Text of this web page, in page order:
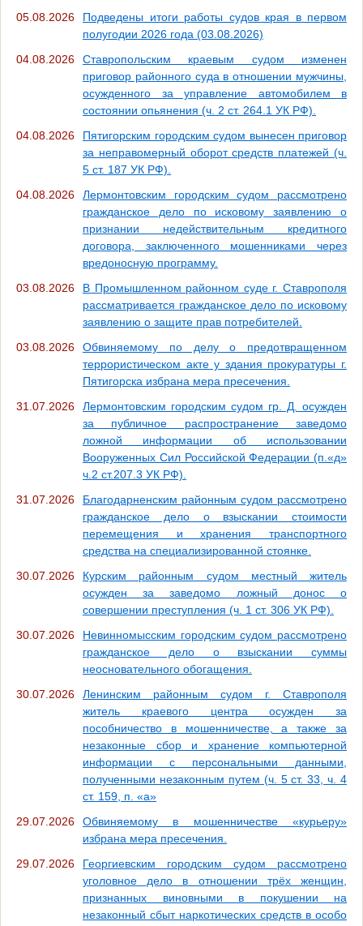
05.08.2026
Подведены итоги работы судов края в первом
полугодии 2026 года (03.08.2026)
04.08.2026
Ставропольским краевым судом изменен
приговор районного суда в отношении мужчины,
осужденного за управление автомобилем в
состоянии опьянения (ч. 2 ст. 264.1 УК РФ).
04.08.2026
Пятигорским городским судом вынесен приговор
за неправомерный оборот средств платежей (ч.
5 ст. 187 УК РФ).
04.08.2026
Лермонтовским городским судом рассмотрено
гражданское дело по исковому заявлению о
признании недействительным кредитного
договора, заключенного мошенниками через
вредоносную программу.
03.08.2026
В Промышленном районном суде г. Ставрополя
рассматривается гражданское дело по исковому
заявлению о защите прав потребителей.
03.08.2026
Обвиняемому по делу о предотвращенном
террористическом акте у здания прокуратуры г.
Пятигорска избрана мера пресечения.
31.07.2026
Лермонтовским городским судом гр. Д. осужден
за публичное распространение заведомо
ложной информации об использовании
Вооруженных Сил Российской Федерации (п.«д»
ч.2 ст.207.3 УК РФ).
31.07.2026
Благодарненским районным судом рассмотрено
гражданское дело о взыскании стоимости
перемещения и хранения транспортного
средства на специализированной стоянке.
30.07.2026
Курским районным судом местный житель
осужден за заведомо ложный донос о
совершении преступления (ч. 1 ст. 306 УК РФ).
30.07.2026
Невинномысским городским судом рассмотрено
гражданское дело о взыскании суммы
неосновательного обогащения.
30.07.2026
Ленинским районным судом г. Ставрополя
житель краевого центра осужден за
пособничество в мошенничестве, а также за
незаконные сбор и хранение компьютерной
информации с персональными данными,
полученными незаконным путем (ч. 5 ст. 33, ч. 4
ст. 159, п. «а»
29.07.2026
Обвиняемому в мошенничестве «курьеру»
избрана мера пресечения.
29.07.2026
Георгиевским городским судом рассмотрено
уголовное дело в отношении трёх женщин,
признанных виновными в покушении на
незаконный сбыт наркотических средств в особо